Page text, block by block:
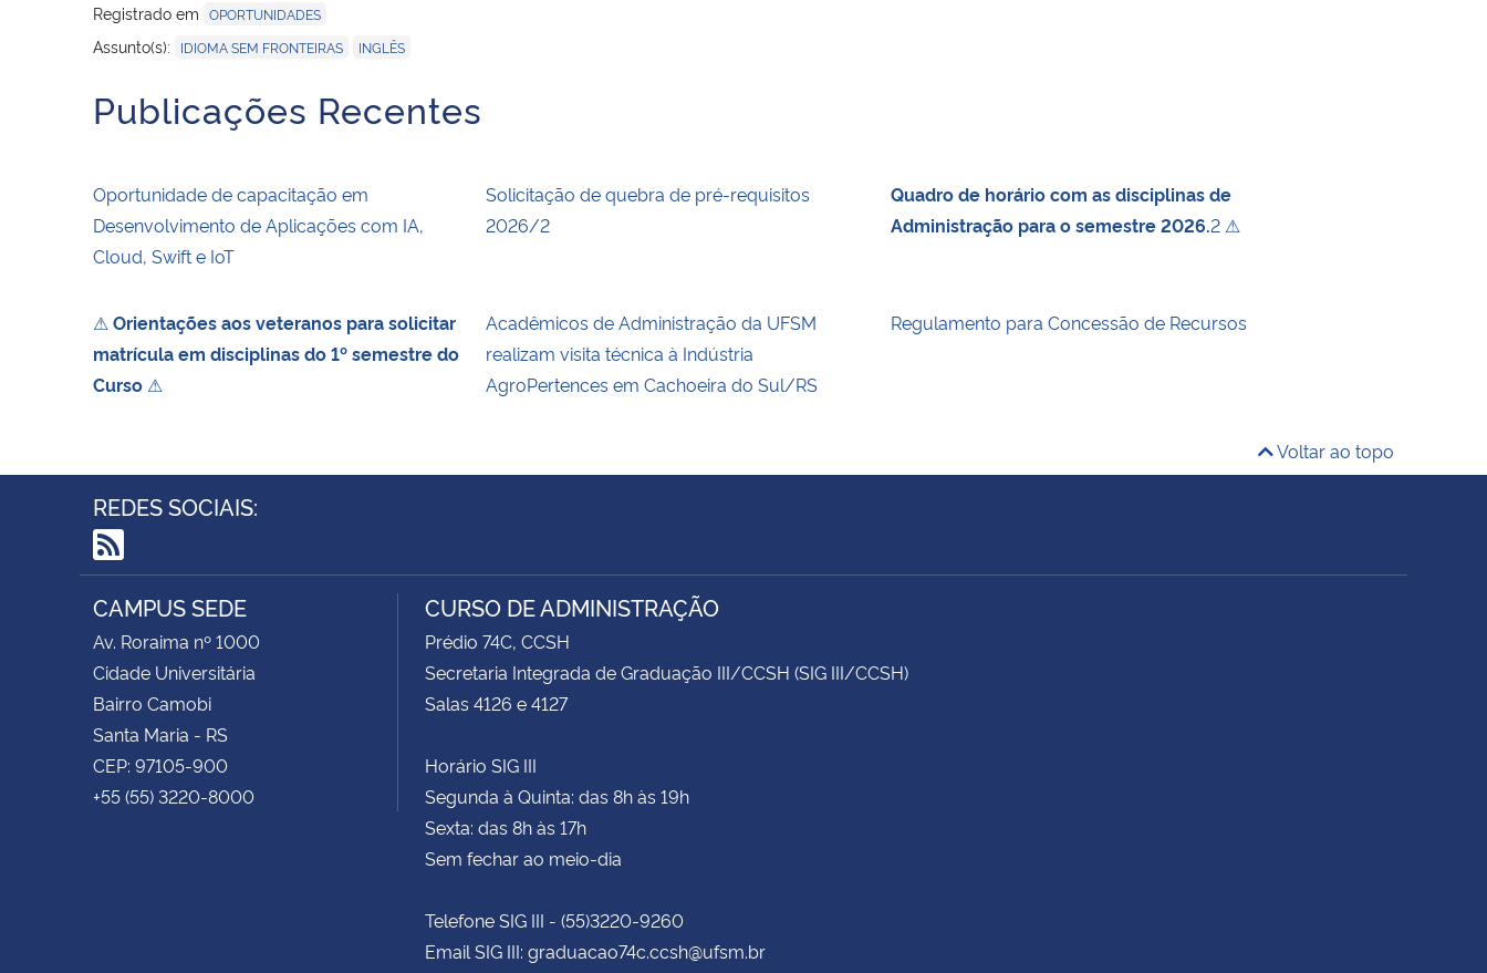
Registrado em OPORTUNIDADES
Assunto(s): IDIOMA SEM FRONTEIRAS INGLÊS
Publicações Recentes
Oportunidade de capacitação em
Desenvolvimento de Aplicações com IA,
Cloud, Swift e IoT
Solicitação de quebra de pré-requisitos
2026/2
Quadro de horário com as disciplinas de
Administração para o semestre 2026.2 ⚠
⚠ Orientações aos veteranos para solicitar
matrícula em disciplinas do 1º semestre do
Curso ⚠
Acadêmicos de Administração da UFSM
realizam visita técnica à Indústria
AgroPertences em Cachoeira do Sul/RS
Regulamento para Concessão de Recursos
Voltar ao topo
REDES SOCIAIS:
RSS
CAMPUS SEDE
Av. Roraima nº 1000
Cidade Universitária
Bairro Camobi
Santa Maria - RS
CEP: 97105-900
+55 (55) 3220-8000
CURSO DE ADMINISTRAÇÃO
Prédio 74C, CCSH
Secretaria Integrada de Graduação III/CCSH (SIG III/CCSH)
Salas 4126 e 4127
Horário SIG III
Segunda à Quinta: das 8h às 19h
Sexta: das 8h às 17h
Sem fechar ao meio-dia
Telefone SIG III - (55)3220-9260
Email SIG III: graduacao74c.ccsh@ufsm.br